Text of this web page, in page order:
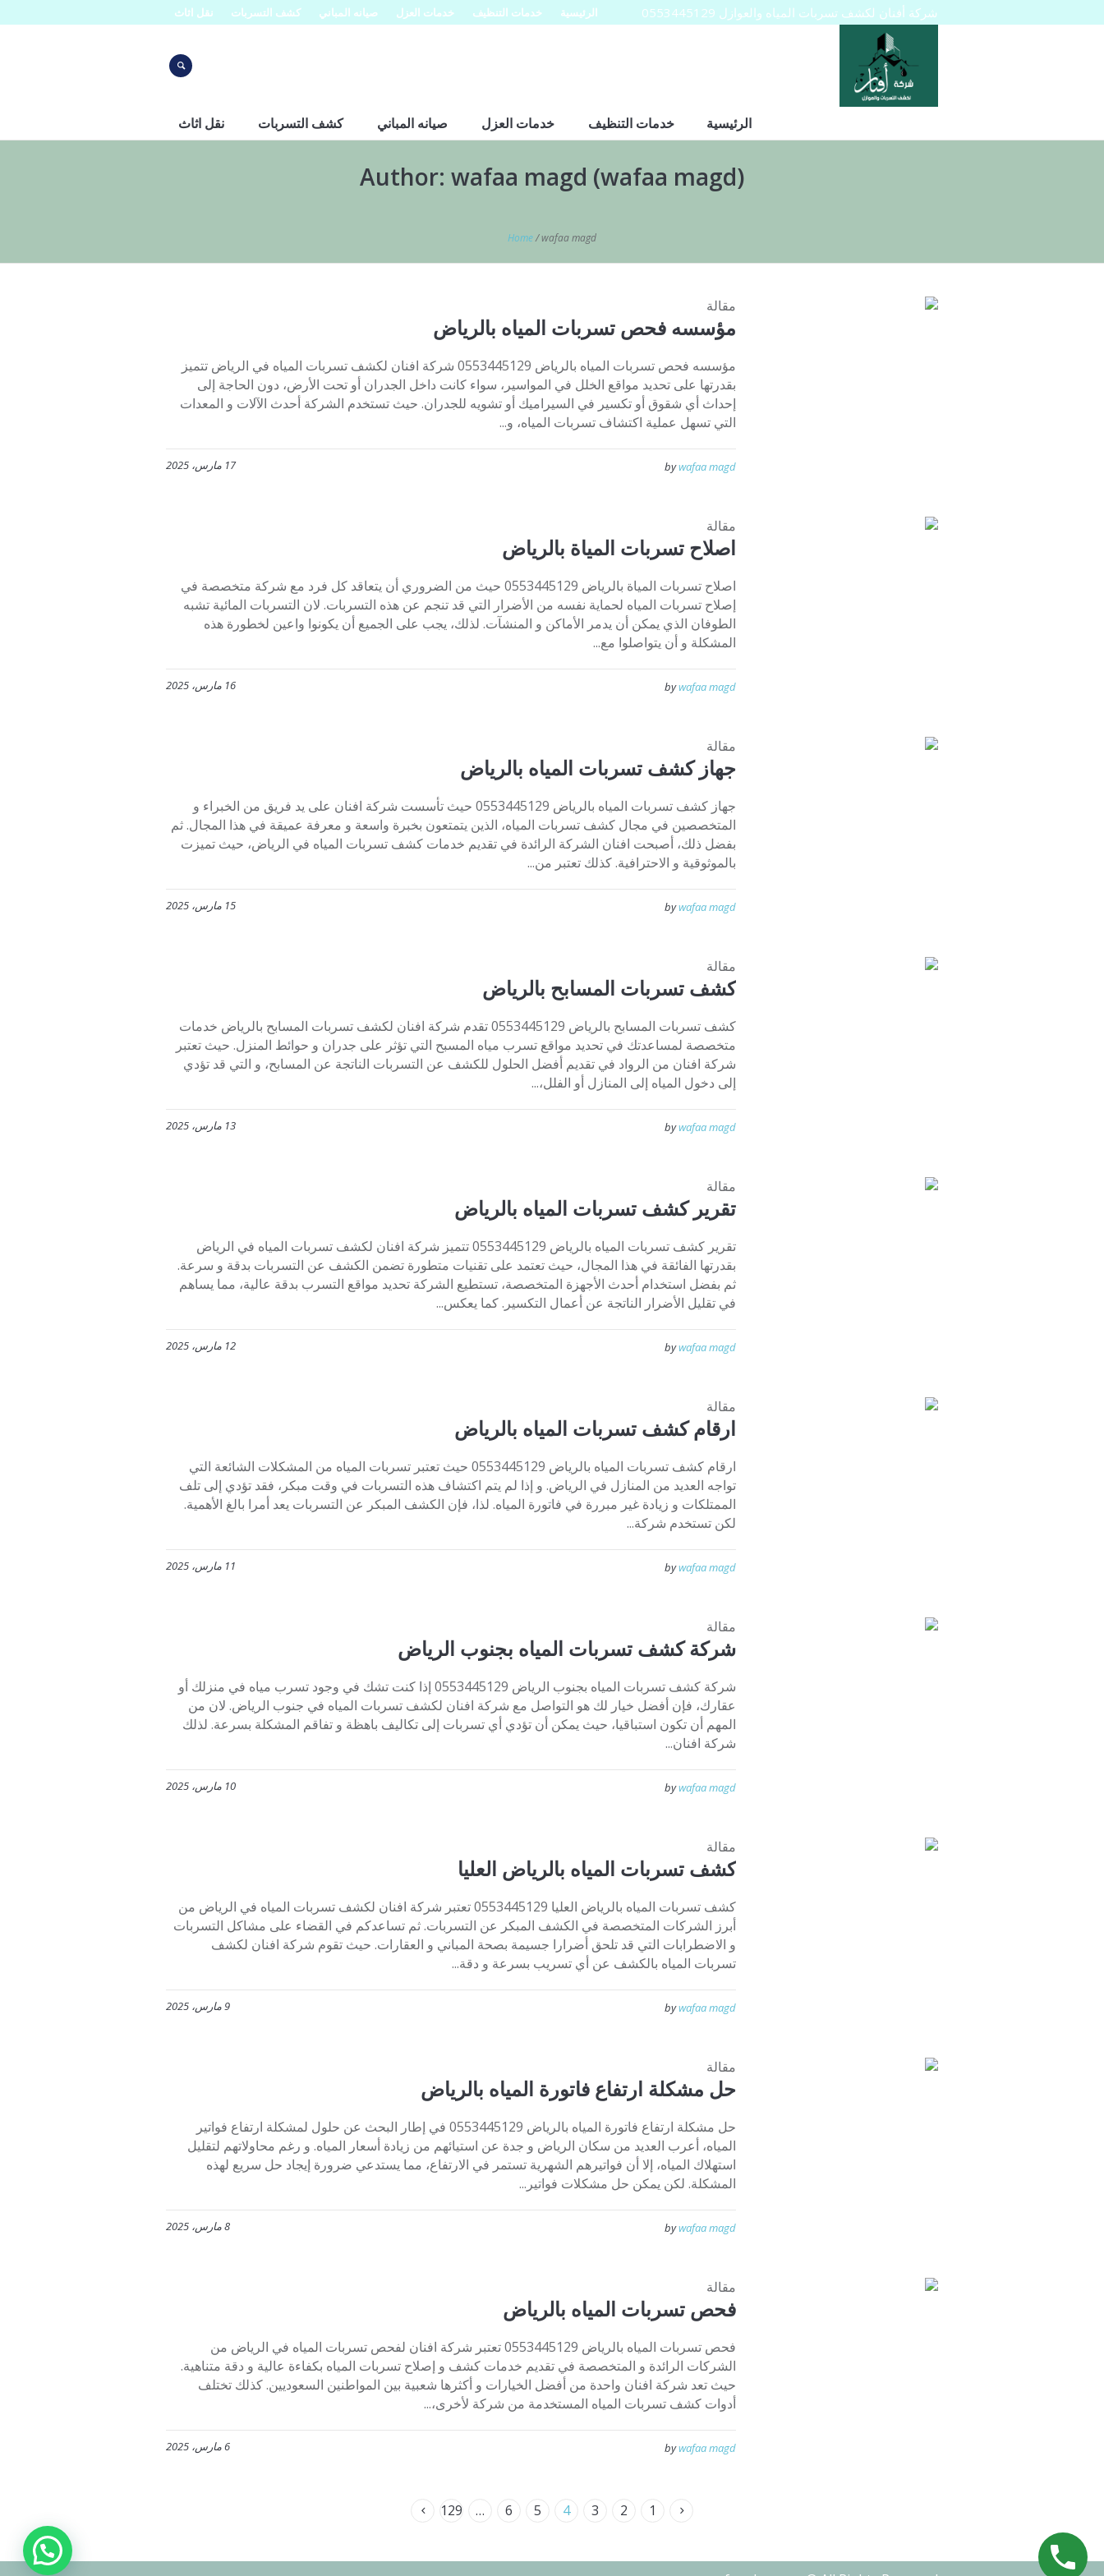
الرئيسية خدمات التنظيف خدمات العزل صيانه المباني كشف التسربات نقل اثاث شركة أفنان لكشف تسربات المياه والعوازل 0553445129
الرئيسية خدمات التنظيف خدمات العزل صيانه المباني كشف التسربات نقل اثاث
Author: wafaa magd (wafaa magd)
Home/wafaa magd
مقالة
مؤسسه فحص تسربات المياه بالرياض
مؤسسه فحص تسربات المياه بالرياض 0553445129 شركة افنان لكشف تسربات المياه في الرياض تتميز
بقدرتها على تحديد مواقع الخلل في المواسير، سواء كانت داخل الجدران أو تحت الأرض، دون الحاجة إلى
إحداث أي شقوق أو تكسير في السيراميك أو تشويه للجدران. حيث تستخدم الشركة أحدث الآلات و المعدات
التي تسهل عملية اكتشاف تسربات المياه، و...
17 مارس، 2025 bywafaa magd
مقالة
اصلاح تسربات المياة بالرياض
اصلاح تسربات المياة بالرياض 0553445129 حيث من الضروري أن يتعاقد كل فرد مع شركة متخصصة في
إصلاح تسربات المياه لحماية نفسه من الأضرار التي قد تنجم عن هذه التسربات. لان التسربات المائية تشبه
الطوفان الذي يمكن أن يدمر الأماكن و المنشآت. لذلك، يجب على الجميع أن يكونوا واعين لخطورة هذه
المشكلة و أن يتواصلوا مع...
16 مارس، 2025 bywafaa magd
مقالة
جهاز كشف تسربات المياه بالرياض
جهاز كشف تسربات المياه بالرياض 0553445129 حيث تأسست شركة افنان على يد فريق من الخبراء و
المتخصصين في مجال كشف تسربات المياه، الذين يتمتعون بخبرة واسعة و معرفة عميقة في هذا المجال. ثم
بفضل ذلك، أصبحت افنان الشركة الرائدة في تقديم خدمات كشف تسربات المياه في الرياض، حيث تميزت
بالموثوقية و الاحترافية. كذلك تعتبر من...
15 مارس، 2025 bywafaa magd
مقالة
كشف تسربات المسابح بالرياض
كشف تسربات المسابح بالرياض 0553445129 تقدم شركة افنان لكشف تسربات المسابح بالرياض خدمات
متخصصة لمساعدتك في تحديد مواقع تسرب مياه المسبح التي تؤثر على جدران و حوائط المنزل. حيث تعتبر
شركة افنان من الرواد في تقديم أفضل الحلول للكشف عن التسربات الناتجة عن المسابح، و التي قد تؤدي
إلى دخول المياه إلى المنازل أو الفلل،...
13 مارس، 2025 bywafaa magd
مقالة
تقرير كشف تسربات المياه بالرياض
تقرير كشف تسربات المياه بالرياض 0553445129 تتميز شركة افنان لكشف تسربات المياه في الرياض
بقدرتها الفائقة في هذا المجال، حيث تعتمد على تقنيات متطورة تضمن الكشف عن التسربات بدقة و سرعة.
ثم بفضل استخدام أحدث الأجهزة المتخصصة، تستطيع الشركة تحديد مواقع التسرب بدقة عالية، مما يساهم
في تقليل الأضرار الناتجة عن أعمال التكسير. كما يعكس...
12 مارس، 2025 bywafaa magd
مقالة
ارقام كشف تسربات المياه بالرياض
ارقام كشف تسربات المياه بالرياض 0553445129 حيث تعتبر تسربات المياه من المشكلات الشائعة التي
تواجه العديد من المنازل في الرياض. و إذا لم يتم اكتشاف هذه التسربات في وقت مبكر، فقد تؤدي إلى تلف
الممتلكات و زيادة غير مبررة في فاتورة المياه. لذا، فإن الكشف المبكر عن التسربات يعد أمرا بالغ الأهمية.
لكن تستخدم شركة...
11 مارس، 2025 bywafaa magd
مقالة
شركة كشف تسربات المياه بجنوب الرياض
شركة كشف تسربات المياه بجنوب الرياض 0553445129 إذا كنت تشك في وجود تسرب مياه في منزلك أو
عقارك، فإن أفضل خيار لك هو التواصل مع شركة افنان لكشف تسربات المياه في جنوب الرياض. لان من
المهم أن تكون استباقيا، حيث يمكن أن تؤدي أي تسربات إلى تكاليف باهظة و تفاقم المشكلة بسرعة. لذلك
شركة افنان...
10 مارس، 2025 bywafaa magd
مقالة
كشف تسربات المياه بالرياض العليا
كشف تسربات المياه بالرياض العليا 0553445129 تعتبر شركة افنان لكشف تسربات المياه في الرياض من
أبرز الشركات المتخصصة في الكشف المبكر عن التسربات. ثم تساعدكم في القضاء على مشاكل التسربات
و الاضطرابات التي قد تلحق أضرارا جسيمة بصحة المباني و العقارات. حيث تقوم شركة افنان لكشف
تسربات المياه بالكشف عن أي تسريب بسرعة و دقة...
9 مارس، 2025 bywafaa magd
مقالة
حل مشكلة ارتفاع فاتورة المياه بالرياض
حل مشكلة ارتفاع فاتورة المياه بالرياض 0553445129 في إطار البحث عن حلول لمشكلة ارتفاع فواتير
المياه، أعرب العديد من سكان الرياض و جدة عن استيائهم من زيادة أسعار المياه. و رغم محاولاتهم لتقليل
استهلاك المياه، إلا أن فواتيرهم الشهرية تستمر في الارتفاع، مما يستدعي ضرورة إيجاد حل سريع لهذه
المشكلة. لكن يمكن حل مشكلات فواتير...
8 مارس، 2025 bywafaa magd
مقالة
فحص تسربات المياه بالرياض
فحص تسربات المياه بالرياض 0553445129 تعتبر شركة افنان لفحص تسربات المياه في الرياض من
الشركات الرائدة و المتخصصة في تقديم خدمات كشف و إصلاح تسربات المياه بكفاءة عالية و دقة متناهية.
حيث تعد شركة افنان واحدة من أفضل الخيارات و أكثرها شعبية بين المواطنين السعوديين. كذلك تختلف
أدوات كشف تسربات المياه المستخدمة من شركة لأخرى،...
6 مارس، 2025 bywafaa magd
1
2
3
4
5
6
…
129